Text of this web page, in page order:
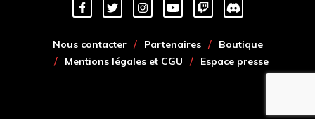
Nous contacter Partenaires
Boutique
Mentions légales et CGU
Espace presse